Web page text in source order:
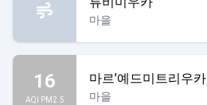
마을
16
AQI PM2.5
마르’예드미트리우카
마을